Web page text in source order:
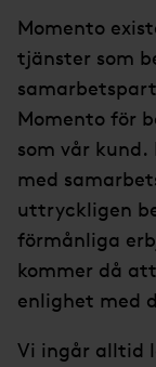
Momento
tjänster som
Momento för
som vår
med
uttryckligen
förmånliga
kommer då
enlighet med
Vi ingår alltid